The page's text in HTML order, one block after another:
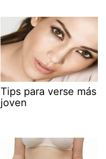
Tips para verse más
joven